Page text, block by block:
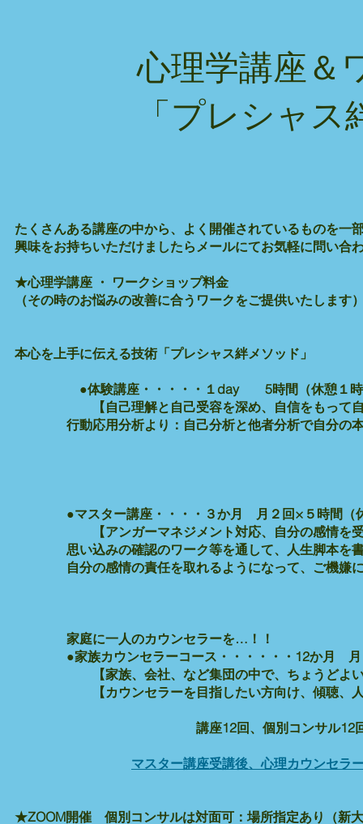
心理学講座 ＆
「プレシャ
たくさんある講座の中から、よく開催されているものを一
興味をお持ちいただけましたらメールにてお気軽に問い合
★心理学講座 ・ ワークショップ料金
（その時のお悩みの改善に合うワークをご提供いたします
本心を上手に伝える技術「プレシャス絆メソッド」
●体験講座・・・・・１day 5時間（休憩１時
【自己理解と自己受容を深め、自信をもって自分
行動応用分析より：自己分析と他者分析で自分の本
●マスター講座・・・・３か月 月２回×５時間（休
【アンガーマネジメント対応、自分の感情を受け
思い込みの確認のワーク等を通して、人生脚本を書
自分の感情の責任を取れるようになって、ご機嫌に
家庭に一人のカウンセラーを…！！
●家族カウンセラーコース・・・・・・12か月 月２
【家族、会社、など集団の中で、ちょうどよい距
【カウンセラーを目指したい方向け、傾聴、人に
講座12回、個別コンサル12
マスター講座受講後、心理カウンセラ
★ZOOM開催 個別コンサルは対面可：場所指定あり（新